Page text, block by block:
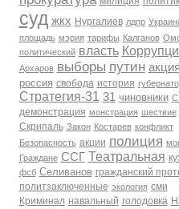
суд жкх Нургалиев лдпр
площадь мэрия тарифы Калганов
политический власть
Архаров выборы путин акция
россия свобода история
Стратегия-31 31 чиновники
демонстрация монстрация шествие
Скрипаль Закон Костарев конфликт
Безопасность акции полиция
Граждане ССГ Театральная
фсб Селиванов гражданский
политзаключенные экология сми
Криминал навальный голодовка